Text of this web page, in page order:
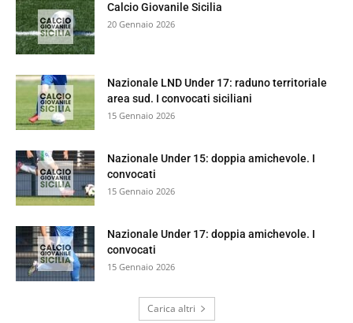
Calcio Giovanile Sicilia
20 Gennaio 2026
Nazionale LND Under 17: raduno territoriale
area sud. I convocati siciliani
15 Gennaio 2026
Nazionale Under 15: doppia amichevole. I
convocati
15 Gennaio 2026
Nazionale Under 17: doppia amichevole. I
convocati
15 Gennaio 2026
Carica altri